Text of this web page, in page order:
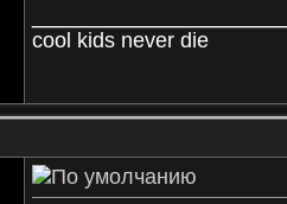
cool kids never die